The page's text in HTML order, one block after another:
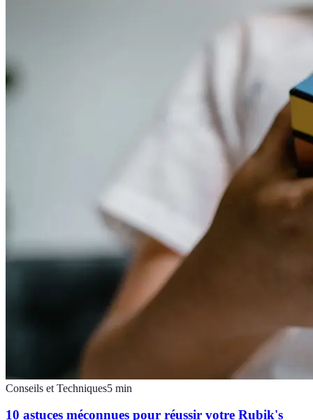
Conseils et Techniques5 min
10 astuces méconnues pour réussir votre Rubik's